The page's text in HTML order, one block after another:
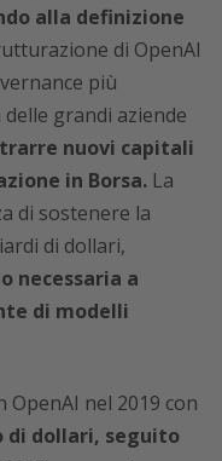
alla definizione
di OpenAI
più
grandi aziende
nuovi capitali
in Borsa. La
di sostenere la
di dollari,
necessaria a
di modelli
nel 2019 con
di dollari, seguito